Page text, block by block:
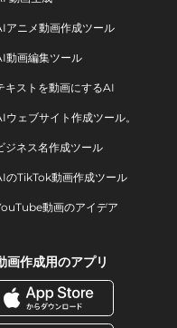
アニメ動画作成ツール
動画編集ツール
キストを動画にするAI
ウェブサイト作成ツール。
ジネス名作成ツール
のTikTok動画作成ツール
動画のアイデア
画作成用のアプリ